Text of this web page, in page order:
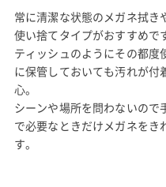
常に清潔な状態のメガネ拭き
使い捨てタイプがおすすめで
ティッシュのようにその都度
に保管しておいても汚れが付
心。
シーンや場所を問わないので
で必要なときだけメガネをき
す。